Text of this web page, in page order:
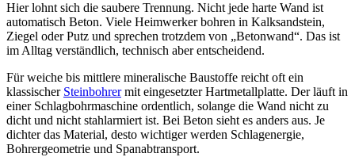
Hier lohnt sich die saubere Trennung. Nicht jede harte Wand ist
automatisch Beton. Viele Heimwerker bohren in Kalksandstein,
Ziegel oder Putz und sprechen trotzdem von „Betonwand“. Das ist
im Alltag verständlich, technisch aber entscheidend.
Für weiche bis mittlere mineralische Baustoffe reicht oft ein
klassischer Steinbohrermit eingesetzter Hartmetallplatte. Der läuft in
einer Schlagbohrmaschine ordentlich, solange die Wand nicht zu
dicht und nicht stahlarmiert ist. Bei Beton sieht es anders aus. Je
dichter das Material, desto wichtiger werden Schlagenergie,
Bohrergeometrie und Spanabtransport.